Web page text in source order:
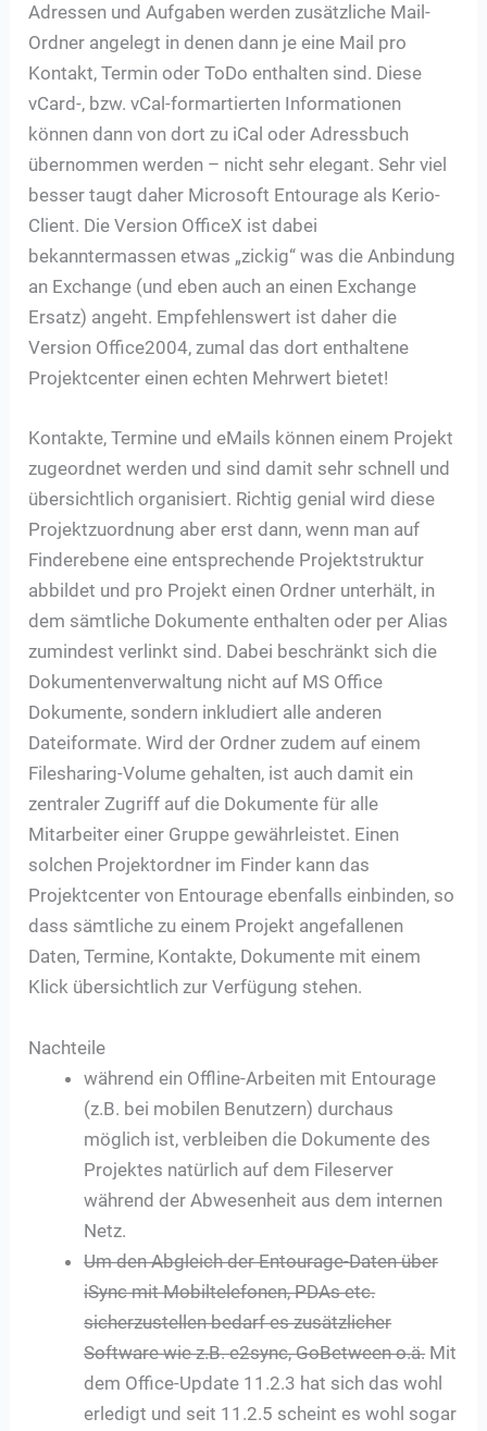
Adressen und Aufgaben werden zusätzliche Mail-
Ordner angelegt in denen dann je eine Mail pro
Kontakt, Termin oder ToDo enthalten sind. Diese
vCard-, bzw. vCal-formartierten Informationen
können dann von dort zu iCal oder Adressbuch
übernommen werden – nicht sehr elegant. Sehr viel
besser taugt daher Microsoft Entourage als Kerio-
Client. Die Version OfficeX ist dabei
bekanntermassen etwas „zickig“ was die Anbindung
an Exchange (und eben auch an einen Exchange
Ersatz) angeht. Empfehlenswert ist daher die
Version Office2004, zumal das dort enthaltene
Projektcenter einen echten Mehrwert bietet!
Kontakte, Termine und eMails können einem Projekt
zugeordnet werden und sind damit sehr schnell und
übersichtlich organisiert. Richtig genial wird diese
Projektzuordnung aber erst dann, wenn man auf
Finderebene eine entsprechende Projektstruktur
abbildet und pro Projekt einen Ordner unterhält, in
dem sämtliche Dokumente enthalten oder per Alias
zumindest verlinkt sind. Dabei beschränkt sich die
Dokumentenverwaltung nicht auf MS Office
Dokumente, sondern inkludiert alle anderen
Dateiformate. Wird der Ordner zudem auf einem
Filesharing-Volume gehalten, ist auch damit ein
zentraler Zugriff auf die Dokumente für alle
Mitarbeiter einer Gruppe gewährleistet. Einen
solchen Projektordner im Finder kann das
Projektcenter von Entourage ebenfalls einbinden, so
dass sämtliche zu einem Projekt angefallenen
Daten, Termine, Kontakte, Dokumente mit einem
Klick übersichtlich zur Verfügung stehen.
Nachteile
während ein Offline-Arbeiten mit Entourage
(z.B. bei mobilen Benutzern) durchaus
möglich ist, verbleiben die Dokumente des
Projektes natürlich auf dem Fileserver
während der Abwesenheit aus dem internen
Netz.
Um den Abgleich der Entourage-Daten über
iSync mit Mobiltelefonen, PDAs etc.
sicherzustellen bedarf es zusätzlicher
Software wie z.B. e2sync, GoBetween o.ä. Mit
dem Office-Update 11.2.3 hat sich das wohl
erledigt und seit 11.2.5 scheint es wohl sogar